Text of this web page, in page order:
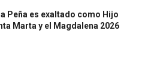
Peña es exaltado como Hijo
Marta y el Magdalena 2026